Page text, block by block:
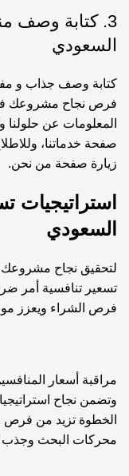
3. كتابة وصف
السعودي
كتابة وصف جذاب و
فرص نجاح مشروعك في
المعلومات عن حلولنا
صفحة خدماتنا،
زيارة صفحة من نحن.
استراتيجيات
السعودي
لتحقيق نجاح مشروعك
تسعير تنافسية أمر
فرص الشراء ويعزز
مراقبة أسعار
وتضمن نجاح
الخطوة تزيد من فرص
محركات البحث وجذب